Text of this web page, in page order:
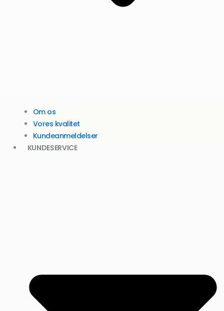
Om os
Vores kvalitet
Kundeanmeldelser
KUNDESERVICE